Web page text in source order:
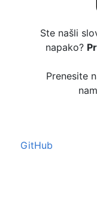
Ste našli
napako?
Prenesite
GitHub